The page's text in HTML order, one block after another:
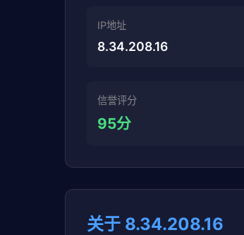
IP地址
8.34.208.16
信誉评分
95分
关于 8.34.208.16